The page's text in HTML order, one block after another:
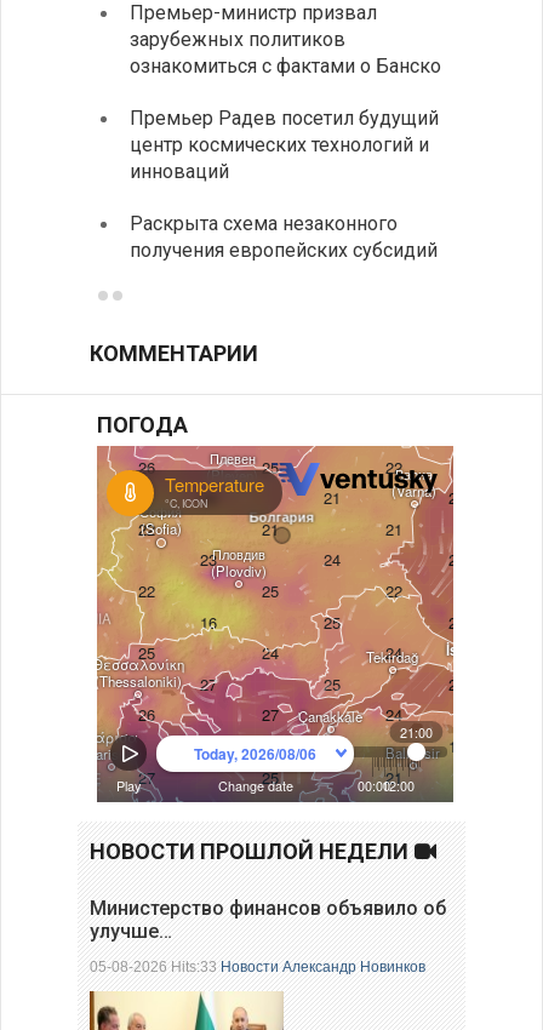
Премьер-министр призвал
зарубежных политиков
ознакомиться с фактами о Банско
Премьер Радев посетил будущий
центр космических технологий и
инноваций
Раскрыта схема незаконного
получения европейских субсидий
КОММЕНТАРИИ
ПОГОДА
НОВОСТИ ПРОШЛОЙ НЕДЕЛИ
Министерство финансов объявило об
улучше…
05-08-2026 Hits:33Новости Александр Новинков